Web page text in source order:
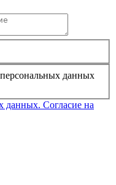
данных
данных. Согласие на